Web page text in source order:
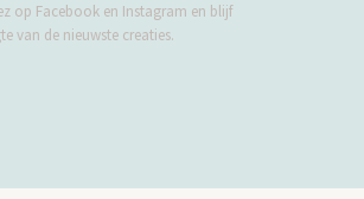
op Facebook en Instagram en blijf
van de nieuwste creaties.